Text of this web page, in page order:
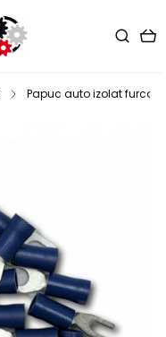
Papuc auto izolat furca